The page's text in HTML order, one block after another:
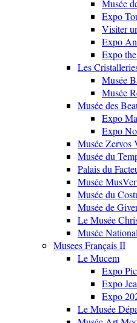
Musée
Expo
Visiter
Expo
Expo
Les
Musée
Musée
Musée des
Expo
Expo
Musée Zervos
Musée du
Palais du
Musée
Musée du
Musée de
Le Musée
Musée
Musees Français II
Le Mucem
Expo
Expo
Expo
Le Musée